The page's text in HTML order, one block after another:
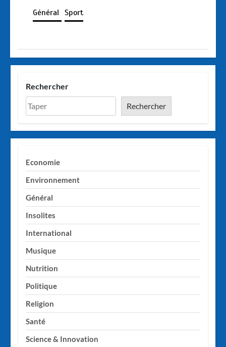
Général Sport
Rechercher
Rechercher
Economie
Environnement
Général
Insolites
International
Musique
Nutrition
Politique
Religion
Santé
Science & Innovation